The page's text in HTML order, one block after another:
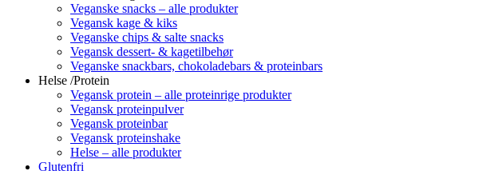
Veganske snacks – alle produkter
Vegansk kage & kiks
Veganske chips & salte snacks
Vegansk dessert- & kagetilbehør
Veganske snackbars, chokoladebars & proteinbars
Helse /Protein
Vegansk protein – alle proteinrige produkter
Vegansk proteinpulver
Vegansk proteinbar
Vegansk proteinshake
Helse – alle produkter
Glutenfri